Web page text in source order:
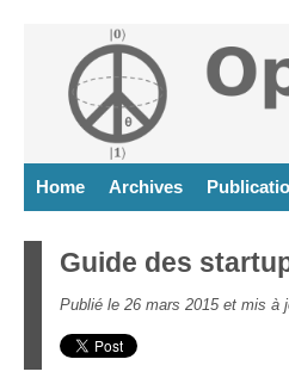
Home Archives
Guide des
Publié le 26 mars 2015 et mis à